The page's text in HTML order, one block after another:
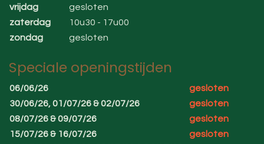
vrijdag
gesloten
zaterdag
10u30 - 17u00
zondag
gesloten
Speciale openingstijden
06/06/26
gesloten
30/06/26, 01/07/26 & 02/07/26
gesloten
08/07/26 & 09/07/26
gesloten
15/07/26 & 16/07/26
gesloten